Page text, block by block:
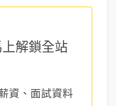
解鎖全站
資、面試資料